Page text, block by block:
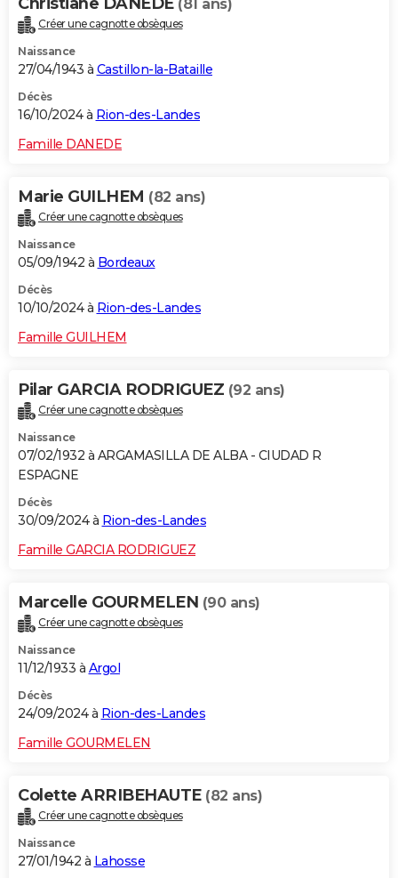
(81 ans)
Créer une cagnotte obsèques
Naissance
27/04/1943 à Castillon-la-Bataille
Décès
16/10/2024 à Rion-des-Landes
Famille DANEDE
Marie GUILHEM (82 ans)
Créer une cagnotte obsèques
Naissance
05/09/1942 à Bordeaux
Décès
10/10/2024 à Rion-des-Landes
Famille GUILHEM
Pilar GARCIA RODRIGUEZ (92 ans)
Créer une cagnotte obsèques
Naissance
07/02/1932 à ARGAMASILLA DE ALBA - CIUDAD R
ESPAGNE
Décès
30/09/2024 à Rion-des-Landes
Famille GARCIA RODRIGUEZ
Marcelle GOURMELEN (90 ans)
Créer une cagnotte obsèques
Naissance
11/12/1933 à Argol
Décès
24/09/2024 à Rion-des-Landes
Famille GOURMELEN
Colette ARRIBEHAUTE (82 ans)
Créer une cagnotte obsèques
Naissance
27/01/1942 à Lahosse